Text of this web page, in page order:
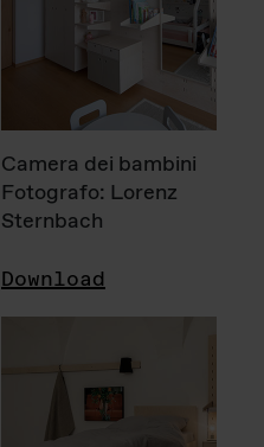
Camera dei bambini
Fotografo: Lorenz
Sternbach
Download